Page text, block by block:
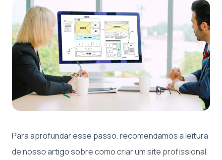
Para aprofundar esse passo, recomendamos a leitura
de nosso artigo sobrecomo criar um site profissional